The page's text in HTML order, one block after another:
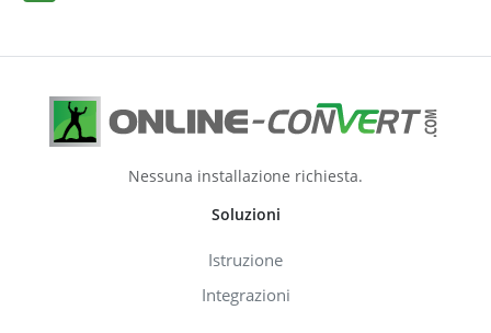
Nessuna installazione richiesta.
Soluzioni
Istruzione
Integrazioni